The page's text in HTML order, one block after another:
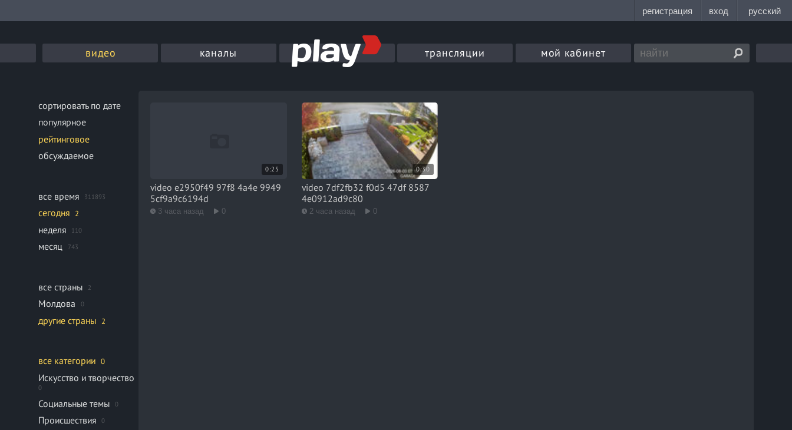
видео каналы трансляции мой кабинет
сортировать по дате
популярное
рейтинговое
обсуждаемое
все время 311893
сегодня 2
неделя 110
месяц 743
все страны 2
Молдова 0
другие страны 2
все категории 0
Искусство и творчество
0
Социальные темы 0
Происшествия 0
0:25
video e2950f49 97f8 4a4e 9949
5cf9a9c6194d
3 часа назад 0
0:30
video 7df2fb32 f0d5 47df 8587
4e0912ad9c80
2 часа назад 0